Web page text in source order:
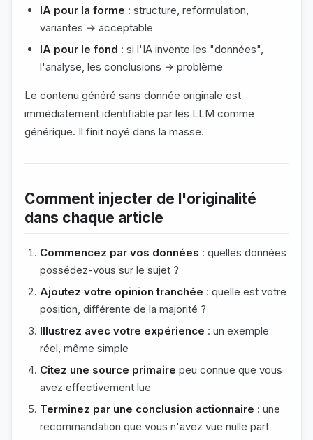
IA pour la forme : structure, reformulation,
variantes → acceptable
IA pour le fond : si l'IA invente les "données",
l'analyse, les conclusions → problème
Le contenu généré sans donnée originale est
immédiatement identifiable par les LLM comme
générique. Il finit noyé dans la masse.
Comment injecter de l'originalité
dans chaque article
Commencez par vos données : quelles données
possédez-vous sur le sujet ?
Ajoutez votre opinion tranchée : quelle est votre
position, différente de la majorité ?
Illustrez avec votre expérience : un exemple
réel, même simple
Citez une source primaire peu connue que vous
avez effectivement lue
Terminez par une conclusion actionnaire : une
recommandation que vous n'avez vue nulle part